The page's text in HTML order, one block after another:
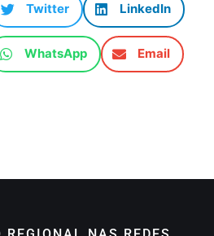
Twitter LinkedIn
WhatsApp Email